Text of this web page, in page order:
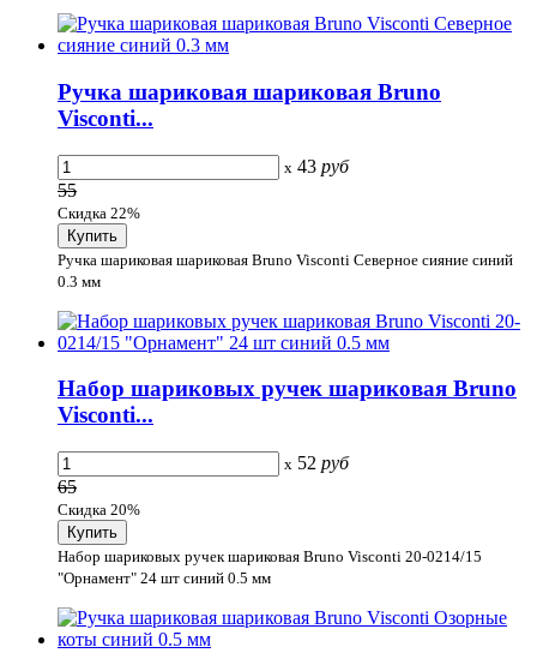
Ручка шариковая шариковая Bruno
Visconti...
x 43 руб
55
Скидка 22%
Ручка шариковая шариковая Bruno Visconti Северное сияние синий
0.3 мм
Набор шариковых ручек шариковая Bruno
Visconti...
x 52 руб
65
Скидка 20%
Набор шариковых ручек шариковая Bruno Visconti 20-0214/15
"Орнамент" 24 шт синий 0.5 мм